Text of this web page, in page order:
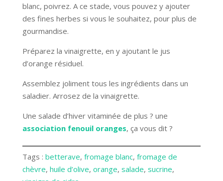
blanc, poivrez. A ce stade, vous pouvez y ajouter
des fines herbes si vous le souhaitez, pour plus de
gourmandise.
Préparez la vinaigrette, en y ajoutant le jus
d’orange résiduel.
Assemblez joliment tous les ingrédients dans un
saladier. Arrosez de la vinaigrette.
Une salade d’hiver vitaminée de plus ? une
association fenouil oranges, ça vous dit ?
Tags : betterave, fromage blanc, fromage de
chèvre, huile d’olive, orange, salade, sucrine